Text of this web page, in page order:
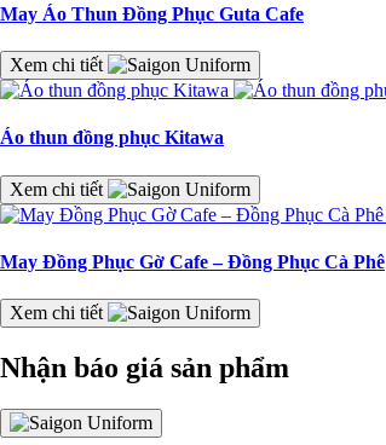
May Áo Thun Đồng Phục Guta Cafe
Xem chi tiết
Áo thun đồng phục Kitawa
Xem chi tiết
May Đồng Phục Gờ Cafe – Đồng Phục Cà Phê
Xem chi tiết
Nhận báo giá sản phẩm